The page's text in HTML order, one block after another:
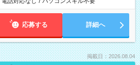
応募する 詳細へ
掲載日：2026.08.04